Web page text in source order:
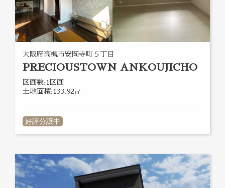
大阪府高槻市安岡寺町５丁目
PRECIOUSTOWN ANKOUJICHO
区画数:1区画
土地面積:133.92㎡
好評分譲中